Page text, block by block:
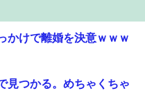
かけで離婚を決意ｗｗｗ
見つかる。めちゃくちゃ